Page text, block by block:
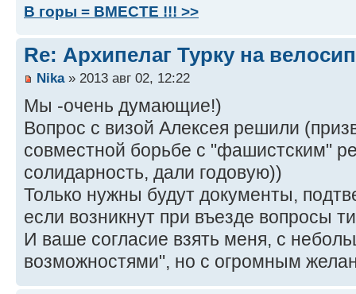
В горы = ВМЕСТЕ !!! >>
Re: Архипелаг Турку на
Nika» 2013 авг 02, 12:22
Мы -очень думающие!)
Вопрос с визой Алексея решили
совместной борьбе с "фашистским"
солидарность, дали годовую))
Только нужны будут документы,
если возникнут при въезде вопросы
И ваше согласие взять меня, с
возможностями", но с огромным